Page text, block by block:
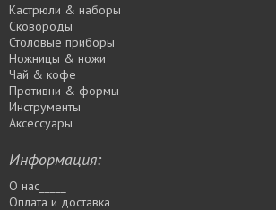
Кастрюли & наборы
Сковороды
Столовые приборы
Ножницы & ножи
Чай & кофе
Противни & формы
Инструменты
Аксессуары
Информация:
О нас_____
Оплата и доставка